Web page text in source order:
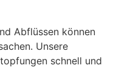
Abflüssen können
Unsere
schnell und